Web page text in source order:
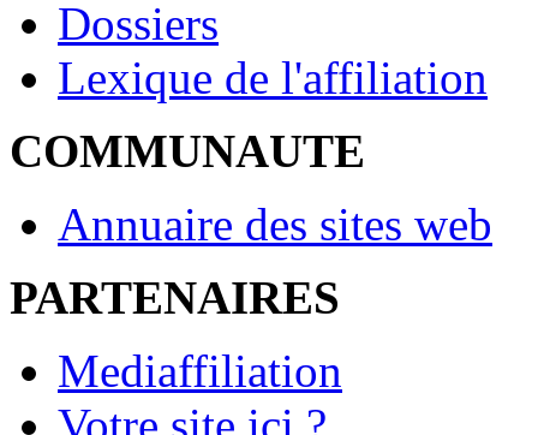
Dossiers
Lexique de l'affiliation
COMMUNAUTE
Annuaire des sites web
PARTENAIRES
Mediaffiliation
Votre site ici ?